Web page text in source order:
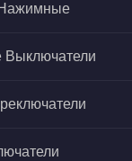
Выключатели